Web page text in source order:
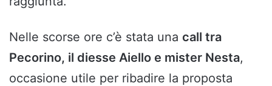
Nelle scorse ore c’è stata una call tra
Pecorino, il diesse Aiello e mister Nesta,
occasione utile per ribadire la proposta